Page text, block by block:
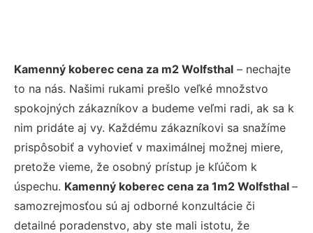
Kamenný koberec cena za m2 Wolfsthal – nechajte
to na nás. Našimi rukami prešlo veľké množstvo
spokojných zákazníkov a budeme veľmi radi, ak sa k
nim pridáte aj vy. Každému zákazníkovi sa snažíme
prispôsobiť a vyhovieť v maximálnej možnej miere,
pretože vieme, že osobný prístup je kľúčom k
úspechu. Kamenný koberec cena za 1m2 Wolfsthal –
samozrejmosťou sú aj odborné konzultácie či
detailné poradenstvo, aby ste mali istotu, že